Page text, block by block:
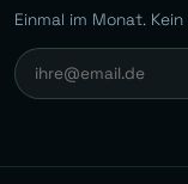
Einmal im Monat.